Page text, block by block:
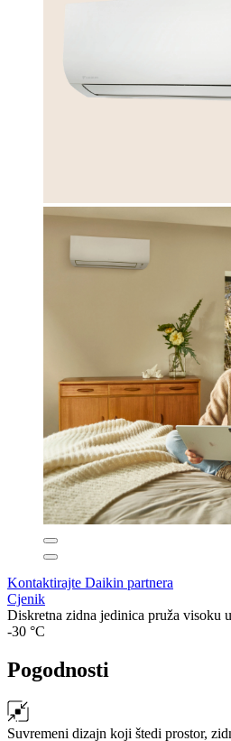
Kontaktirajte Daikin partnera
Cjenik
Diskretna zidna jedinica pruža visoku
-30 °C
Pogodnosti
Suvremeni dizajn koji štedi prostor,